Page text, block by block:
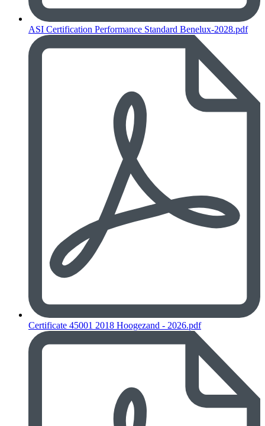
ASI Certification Performance Standard Benelux-2028.pdf
Certificate 45001 2018 Hoogezand - 2026.pdf